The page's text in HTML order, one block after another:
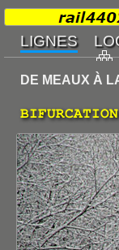
DE MEAUX À